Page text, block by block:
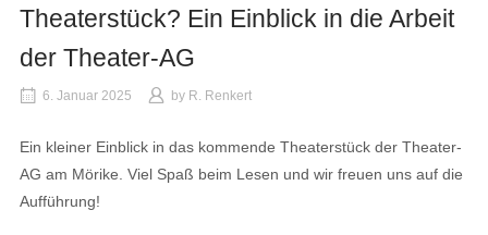
Theaterstück? Ein Einblick in die Arbeit
der Theater-AG
6. Januar 2025 by R. Renkert
Ein kleiner Einblick in das kommende Theaterstück der Theater-
AG am Mörike. Viel Spaß beim Lesen und wir freuen uns auf die
Aufführung!